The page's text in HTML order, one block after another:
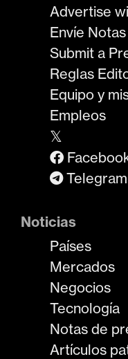
Advertise
Envíe
Submit a
Reglas
Equipo y
Empleos
𝕏
Telegram
Noticias
Países
Mercados
Negocios
Tecnología
Notas de
Artículos